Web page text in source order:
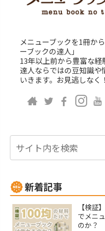
メニューブックを1冊か
ーブックの達人」
13年以上前から豊富な経
達人ならではの豆知識や
いきます。お見逃しなく
新着記事
【検証
でメニ
のか？